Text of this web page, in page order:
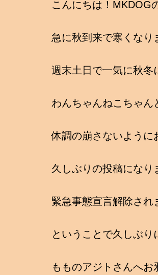
こんにちは！MKDOG
急に秋到来で寒くなり
週末土日で一気に秋冬
わんちゃんねこちゃん
体調の崩さないように
久しぶりの投稿になり
緊急事態宣言解除され
ということで久しぶり
もものアジトさんへお